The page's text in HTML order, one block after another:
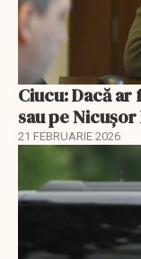
Ciucu: Dacă ar
sau pe Nicușor
21 FEBRUARIE 2026